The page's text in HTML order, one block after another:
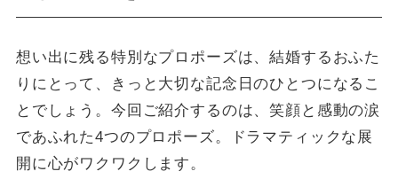
想い出に残る特別なプロポーズは、結婚するおふた
りにとって、きっと大切な記念日のひとつになるこ
とでしょう。今回ご紹介するのは、笑顔と感動の涙
であふれた4つのプロポーズ。ドラマティックな展
開に心がワクワクします。